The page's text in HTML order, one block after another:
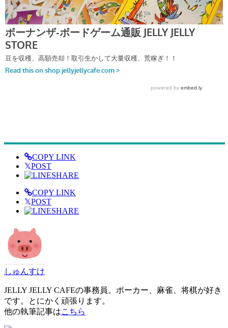
COPY LINK
𝕏POST
SHARE
COPY LINK
𝕏POST
SHARE
しゅんすけ
JELLY JELLY CAFEの事務員。ポーカー、麻雀、将棋が好き
です。とにかく頑張ります。
他の執筆記事はこちら